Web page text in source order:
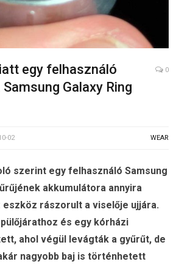
egy felhasználó
Galaxy Ring
0
02 WEAR
szerint egy felhasználó Samsung
akkumulátora annyira
rászorult a viselője ujjára.
és egy kórházi
ahol végül levágták a gyűrűt, de
nagyobb baj is történhetett